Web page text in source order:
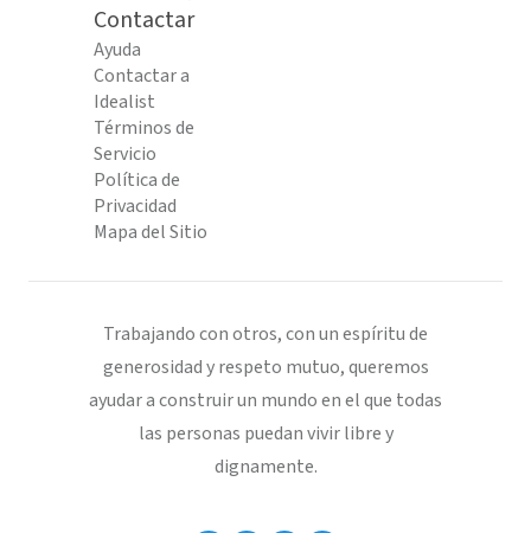
Contactar
Ayuda
Contactar a
Idealist
Términos de
Servicio
Política de
Privacidad
Mapa del Sitio
Trabajando con otros, con un espíritu de
generosidad y respeto mutuo, queremos
ayudar a construir un mundo en el que todas
las personas puedan vivir libre y
dignamente.